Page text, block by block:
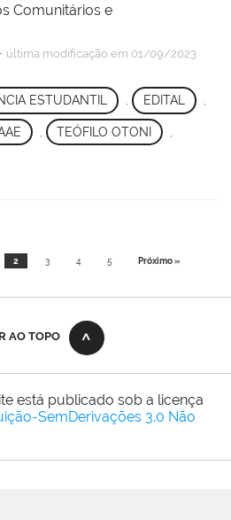
Comunitários e
última modificação em 01/09/2023
ESTUDANTIL , EDITAL ,
TEÓFILO OTONI
2 3 4 5 Próximo »
AO TOPO
está publicado sob a licença
SemDerivações 3.0 Não